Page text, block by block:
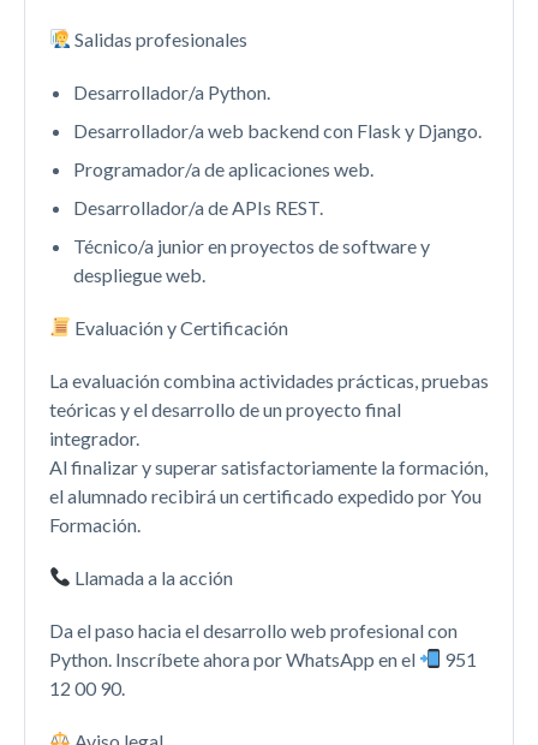
Salidas profesionales
Desarrollador/a Python.
Desarrollador/a web backend con Flask y Django.
Programador/a de aplicaciones web.
Desarrollador/a de APIs REST.
Técnico/a junior en proyectos de software y
despliegue web.
Evaluación y Certificación
La evaluación combina actividades prácticas, pruebas
teóricas y el desarrollo de un proyecto final
integrador.
Al finalizar y superar satisfactoriamente la formación,
el alumnado recibirá un certificado expedido por You
Formación.
Llamada a la acción
Da el paso hacia el desarrollo web profesional con
Python. Inscríbete ahora por WhatsApp en el
951
12 00 90.
Aviso legal